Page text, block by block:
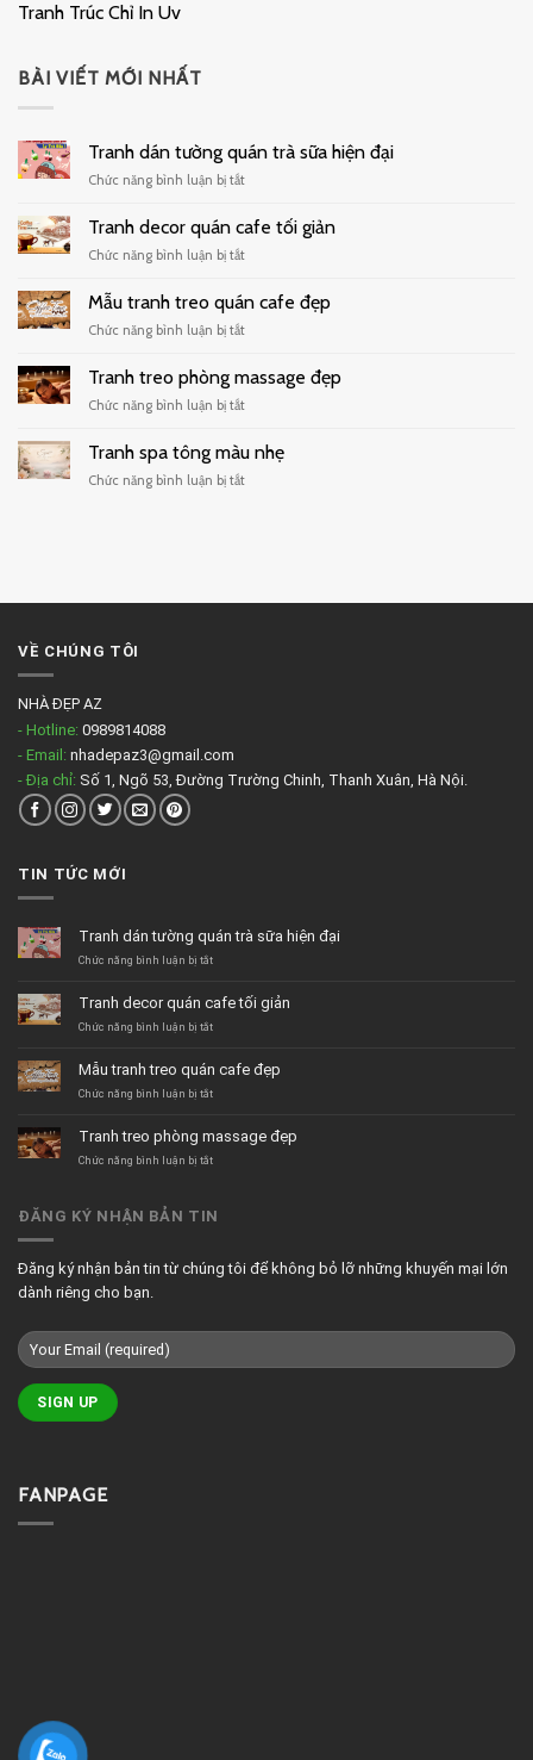
Tranh Trúc Chỉ In Uv
BÀI VIẾT MỚI NHẤT
Tranh dán tường quán trà sữa hiện đại
Chức năng bình luận bị tắtở
dán
tường
quán
sữa
đại
Tranh decor quán cafe tối giản
Chức năng bình luận bị tắtở
decor
quán
cafe
giản
Mẫu tranh treo quán cafe đẹp
Chức năng bình luận bị tắtở
treo
quán
đẹp
Tranh treo phòng massage đẹp
Chức năng bình luận bị tắtở
treo
phòng
massage
Tranh spa tông màu nhẹ
Chức năng bình luận bị tắtở
VỀ CHÚNG TÔI
NHÀ ĐẸP AZ
- Hotline: 0989814088
- Email: nhadepaz3@gmail.com
- Địa chỉ: Số 1, Ngõ 53, Đường Trường Chinh, Thanh Xuân, Hà Nội.
TIN TỨC MỚI
Tranh dán tường quán trà sữa hiện đại
Chức năng bình luận bị tắtở
tường
quán
hiện
đại
Tranh decor quán cafe tối giản
Chức năng bình luận bị tắtở
quán
cafe
Mẫu tranh treo quán cafe đẹp
Chức năng bình luận bị tắtở
treo
quán
Tranh treo phòng massage đẹp
Chức năng bình luận bị tắtở
phòng
ĐĂNG KÝ NHẬN BẢN TIN
Đăng ký nhận bản tin từ chúng tôi để không bỏ lỡ những khuyến mại lớn
dành riêng cho bạn.
FANPAGE